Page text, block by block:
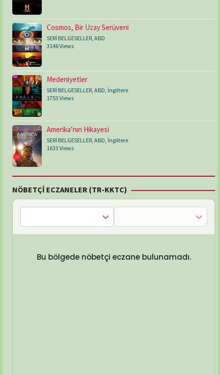
Cosmos, Bir Uzay Serüveni
SERİ BELGESELLER ABD
3146 Views
Medeniyetler
SERİ BELGESELLER ABD İngiltere
1753 Views
Amerika’nın Hikayesi
SERİ BELGESELLER, ABD, İngiltere
1633 Views
NÖBETÇİ ECZANELER (TR-KKTC)
Bu bölgede nöbetçi eczane bulunamadı.